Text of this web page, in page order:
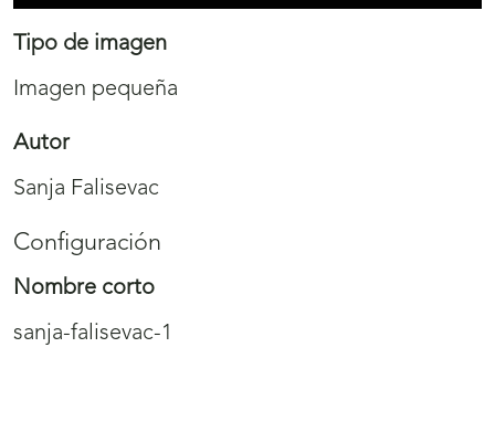
Tipo de imagen
Imagen pequeña
Autor
Sanja Falisevac
Configuración
Nombre corto
sanja-falisevac-1